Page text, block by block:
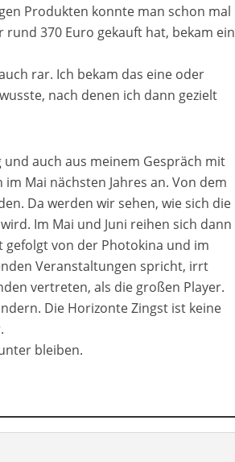
Produkten konnte man schon mal
rund 370 Euro gekauft hat, bekam ein
rar. Ich bekam das eine oder
nach denen ich dann gezielt
auch aus meinem Gespräch mit
Mai nächsten Jahres an. Von dem
Da werden wir sehen, wie sich die
Im Mai und Juni reihen sich dann
von der Photokina und im
Veranstaltungen spricht, irrt
vertreten, als die großen Player.
Die Horizonte Zingst ist keine
bleiben.